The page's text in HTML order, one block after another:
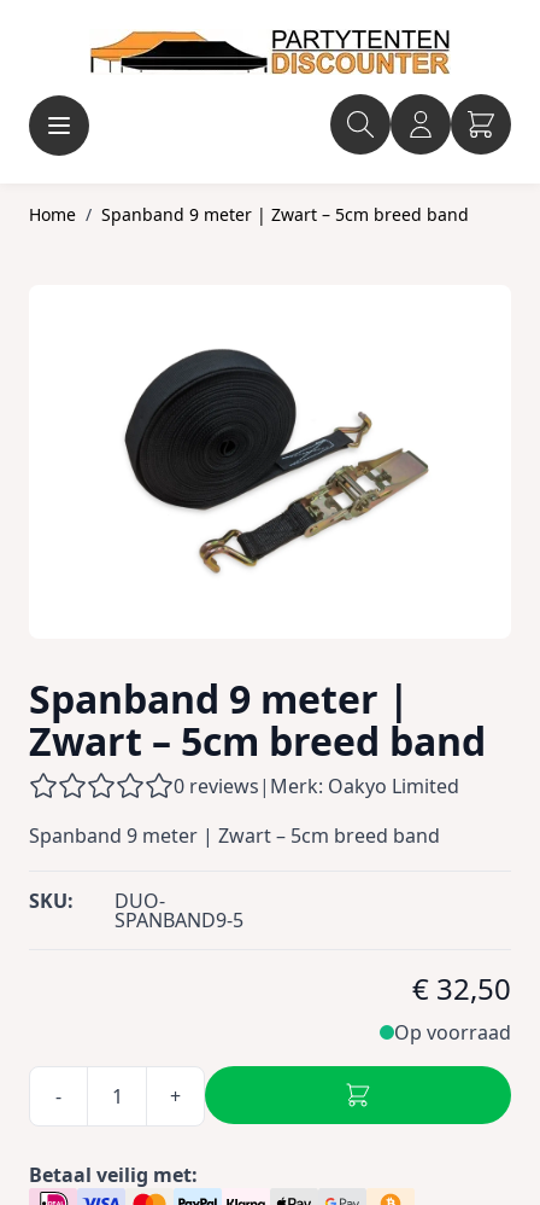
Home / Spanband 9 meter | Zwart – 5cm breed band
Spanband 9 meter |
Zwart – 5cm breed band
0 reviews| Merk: Oakyo Limited
Spanband 9 meter | Zwart – 5cm breed band
SKU: DUO-
SPANBAND9-5
€ 32,50
Op voorraad
- +
Betaal veilig met: